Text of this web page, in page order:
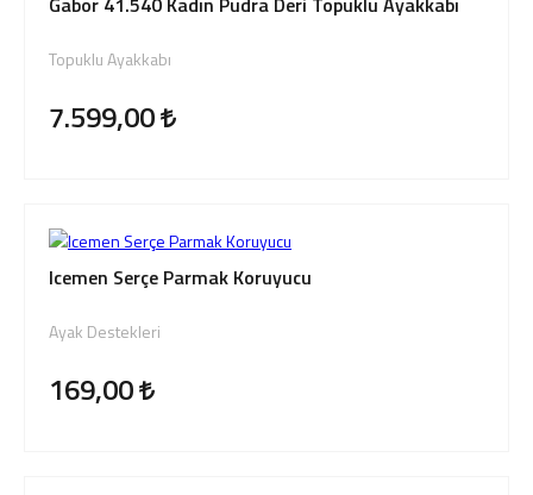
Topuklu Ayakkabı
7.599,00
Icemen Serçe Parmak Koruyucu
Ayak Destekleri
169,00